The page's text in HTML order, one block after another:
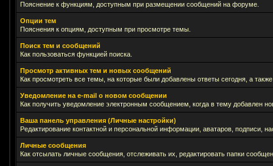
Пояснение к функциям, доступным при размещении сообщений на форуме.
Опции тем
Пояснения к опциям, доступным при просмотре темы.
Поиск тем и сообщений
Как пользоваться функцией поиска.
Просмотр активных тем и новых сообщений
Как просмотреть все темы, на которые были добавлены ответы сегодня, а
Уведомление на е-mail о новом сообщении
Как получить уведомление электронным сообщением, когда в тему добавлен
Ваша панель управления (Личные настройки)
Редактирование контактной и персональной информации, аватаров, подписи,
Личные сообщения
Как отсылать личные сообщения, отслеживать их, редактировать папки